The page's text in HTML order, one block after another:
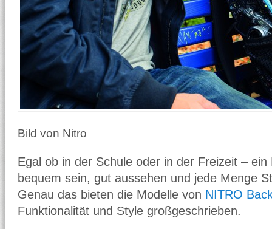
Bild von Nitro
Egal ob in der Schule oder in der Freizeit – ein
bequem sein, gut aussehen und jede Menge
Genau das bieten die Modelle von NITRO
Funktionalität und Style großgeschrieben.